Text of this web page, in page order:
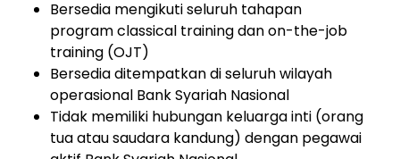
Bersedia mengikuti seluruh tahapan
program classical training dan on-the-job
training (OJT)
Bersedia ditempatkan di seluruh wilayah
operasional Bank Syariah Nasional
Tidak memiliki hubungan keluarga inti (orang
tua atau saudara kandung) dengan pegawai